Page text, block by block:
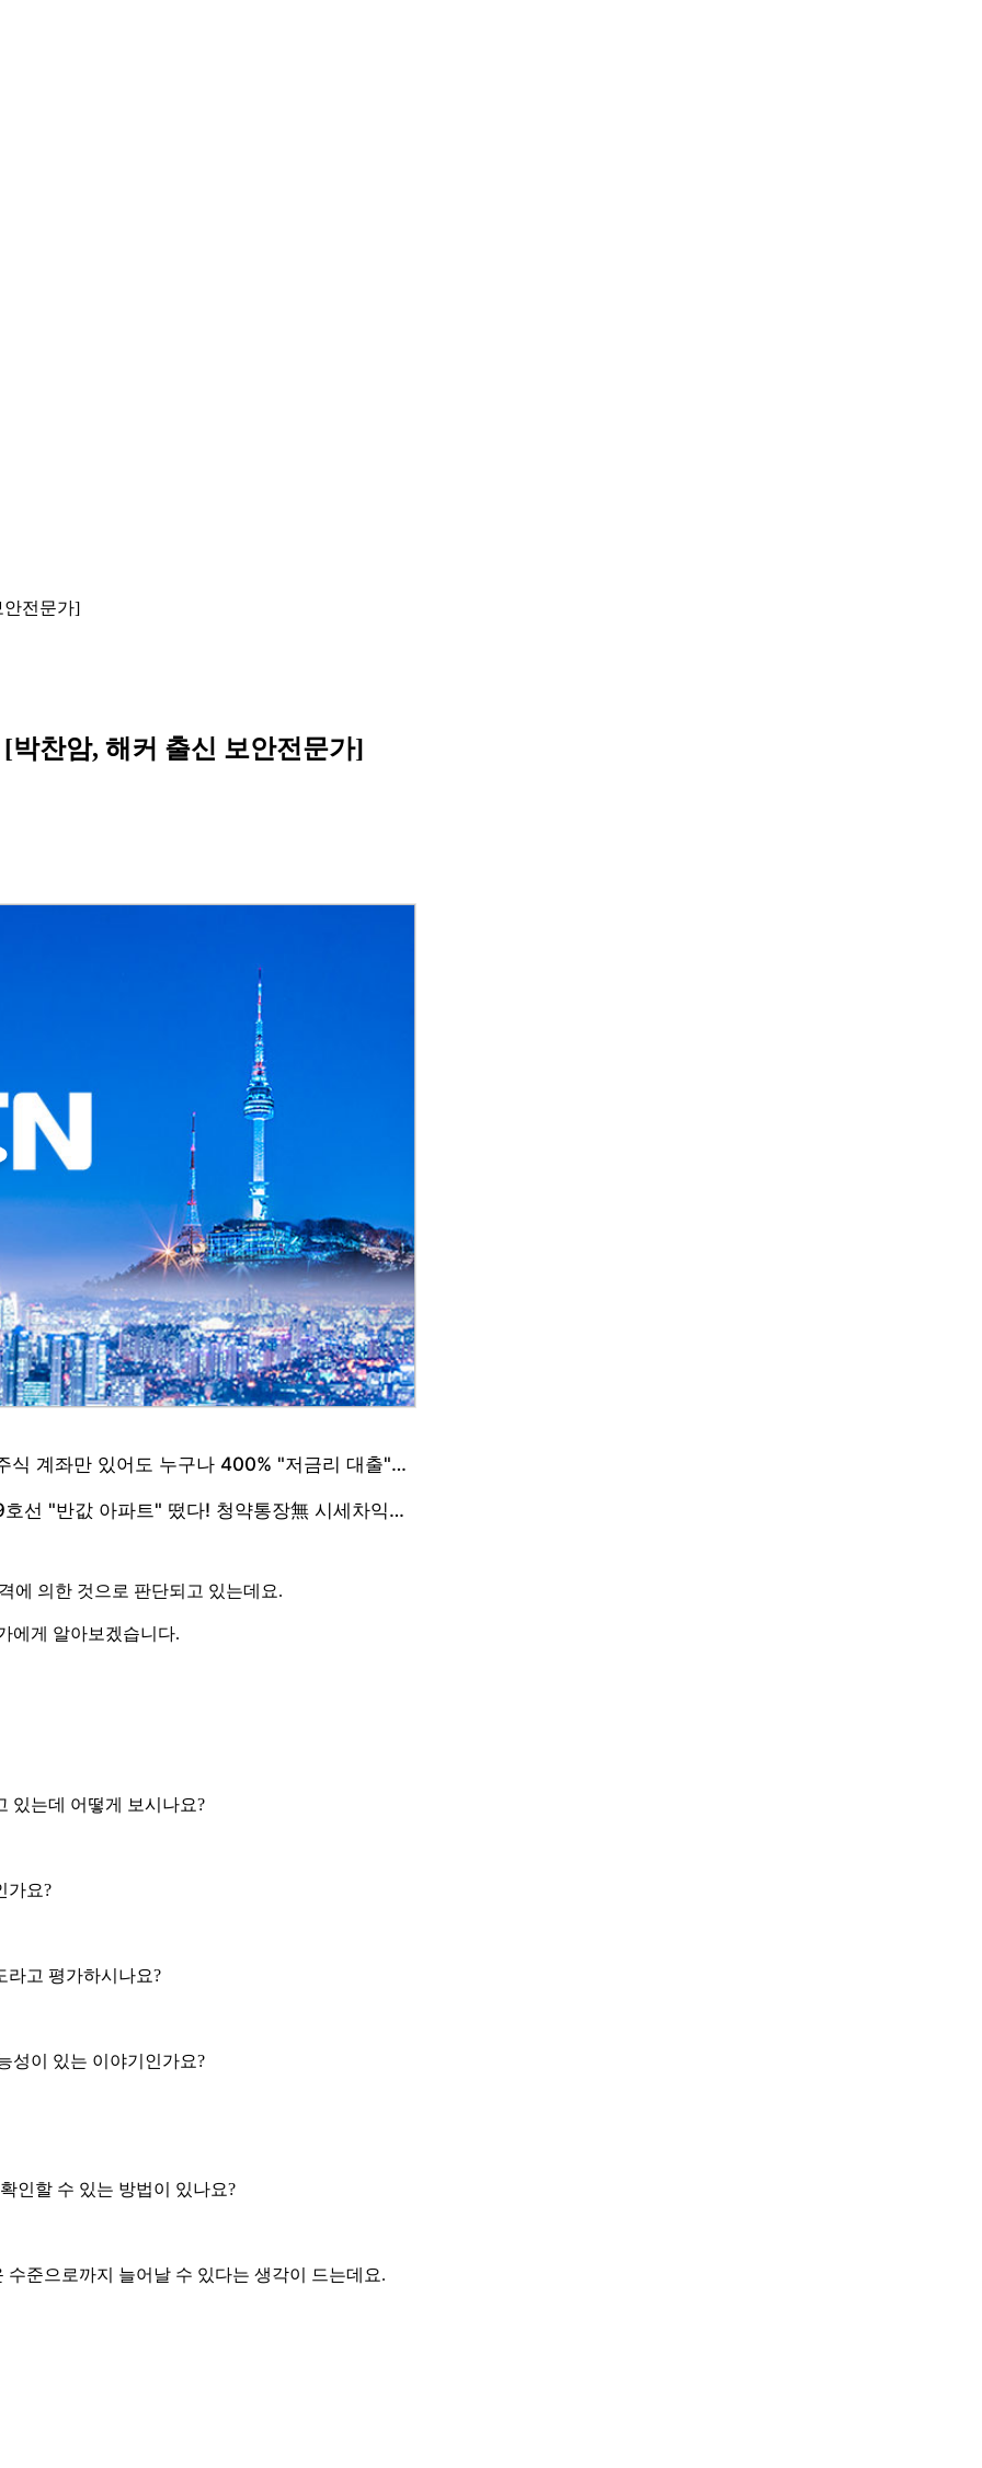
안전문가]
박찬암, 해커 출신 보안전문가]
에 의한 것으로 판단되고 있는데요.
에게 알아보겠습니다.
있는데 어떻게 보시나요?
가요?
라고 평가하시나요?
성이 있는 이야기인가요?
인할 수 있는 방법이 있나요?
준으로까지 늘어날 수 있다는 생각이 드는데요.